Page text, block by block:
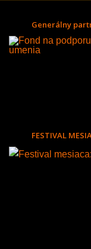
Generálny
FESTIVAL